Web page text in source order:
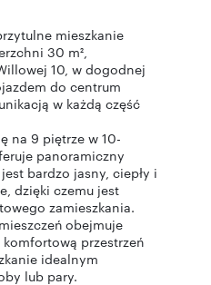
mieszkanie
30 m²,
10, w dogodnej
do centrum
w każdą część
na 9 piętrze w 10-
panoramiczny
bardzo jasny, ciepły i
dzięki czemu jest
zamieszkania.
obejmuje
przestrzeń
idealnym
lub pary.